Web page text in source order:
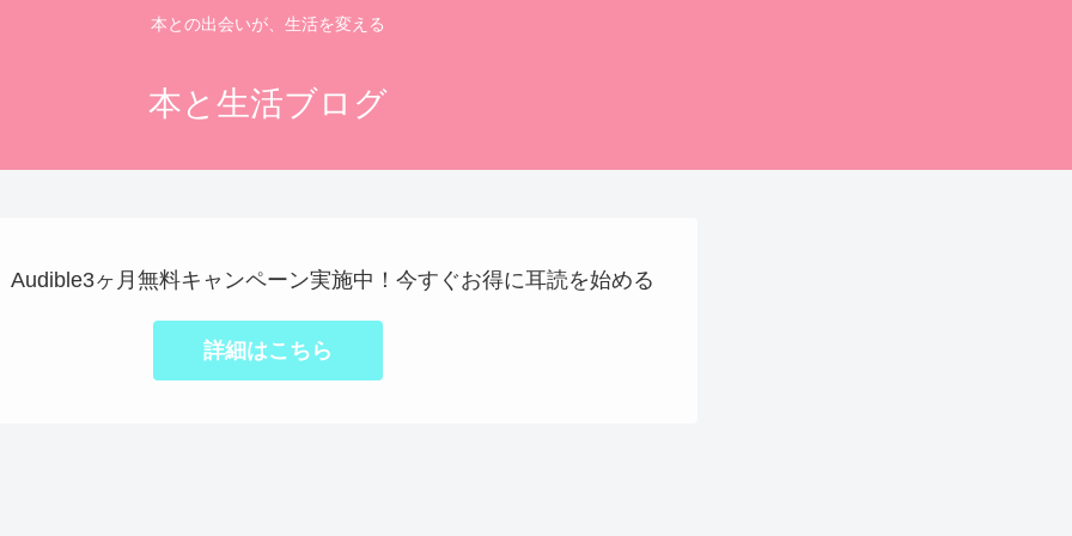
本との出会いが、生活を変える
本と生活ブログ
Audible3ヶ月無料キャンペーン実施中！今すぐお得に耳読を始める
詳細はこちら